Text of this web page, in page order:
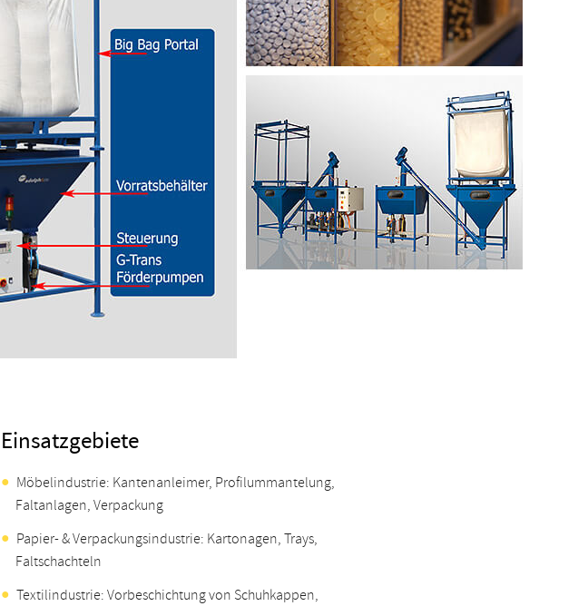
Einsatzgebiete
Möbelindustrie: Kantenanleimer, Profilummantelung,
Faltanlagen, Verpackung
Papier- & Verpackungsindustrie: Kartonagen, Trays,
Faltschachteln
Textilindustrie: Vorbeschichtung von Schuhkappen,